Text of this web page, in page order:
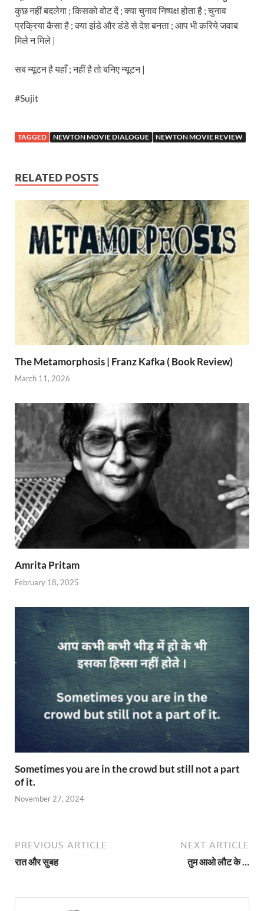
कुछ नहीं बदलेगा ; किसको वोट दें ; क्या चुनाव निष्पक्ष होता है ; चुनाव
प्रक्रिया कैसा है ; क्या झंडे और डंडे से देश बनता ; आप भी करिये जवाब
मिले न मिले |
सब न्यूटन है यहाँ ; नहीं है तो बनिए न्यूटन |
#Sujit
TAGGED NEWTON MOVIE DIALOGUE NEWTON MOVIE REVIEW
RELATED POSTS
The Metamorphosis | Franz Kafka ( Book Review)
March 11, 2026
Amrita Pritam
February 18, 2025
Sometimes you are in the crowd but still not a part
of it.
November 27, 2024
PREVIOUS ARTICLE
रात और सुबह
NEXT ARTICLE
तुम आओ लौट के …